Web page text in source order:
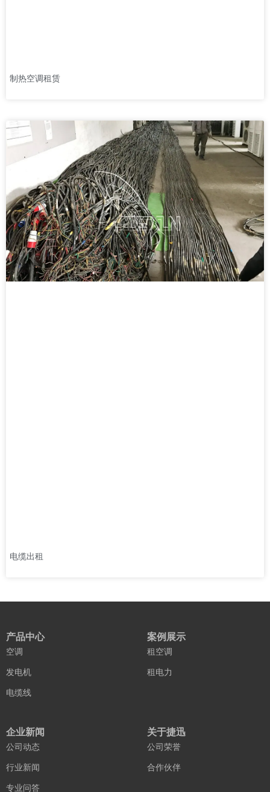
制热空调租赁
电缆出租
产品中心
空调
发电机
电缆线
案例展示
租空调
租电力
企业新闻
公司动态
行业新闻
专业问答
关于捷迅
公司荣誉
合作伙伴